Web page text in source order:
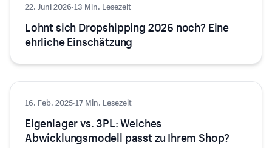
E-Commerce
22. Juni 2026·13 Min. Lesezeit
Lohnt sich Dropshipping 2026 noch? Eine
ehrliche Einschätzung
E-Commerce
16. Feb. 2025·17 Min. Lesezeit
Eigenlager vs. 3PL: Welches
Abwicklungsmodell passt zu Ihrem Shop?